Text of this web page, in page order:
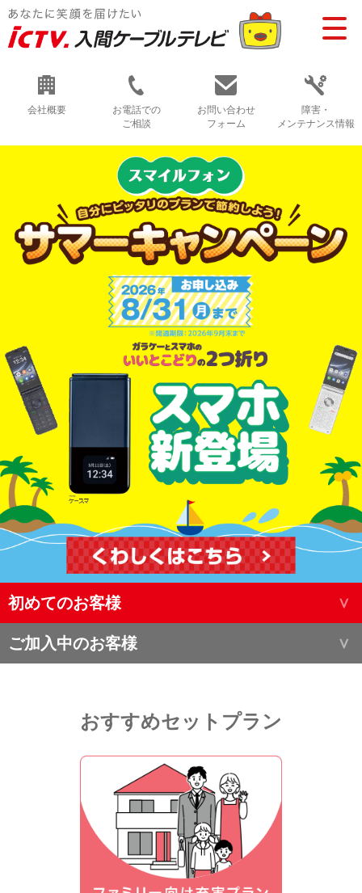
会社概要
お電話での
ご相談
お問い合わせ
フォーム
障害・
メンテナンス情報
初めてのお客様
ご加入中のお客様
おすすめセットプラン